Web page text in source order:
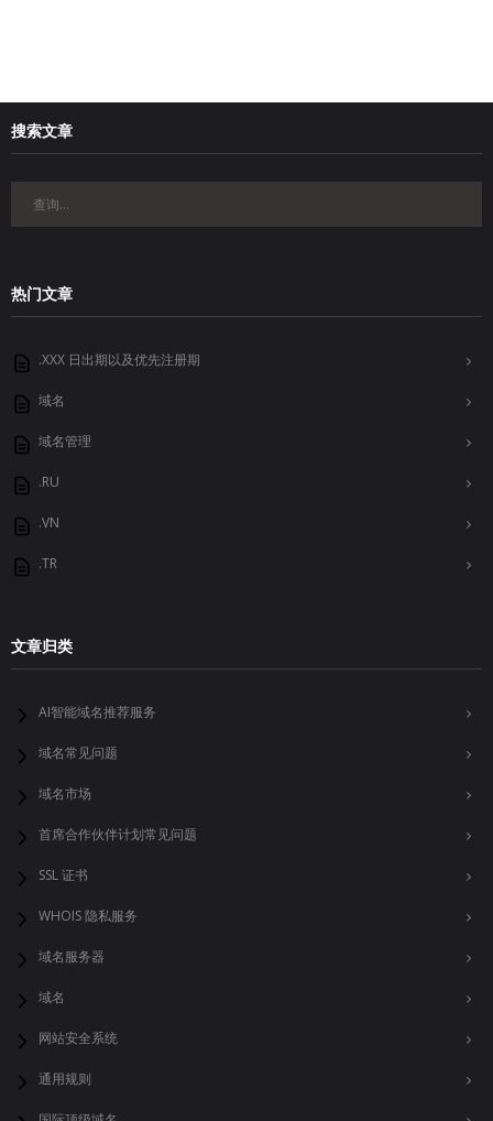
搜索文章
热门文章
.XXX 日出期以及优先注册期
域名
域名管理
.RU
.VN
.TR
文章归类
AI智能域名推荐服务
域名常见问题
域名市场
首席合作伙伴计划常见问题
SSL 证书
WHOIS 隐私服务
域名服务器
域名
网站安全系统
通用规则